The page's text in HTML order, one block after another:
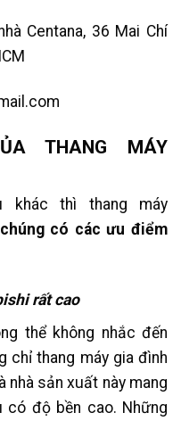
Centana, 36 Mai Chí
THANG MÁY
khác thì thang máy
có các ưu điểm
rất cao
thể không nhắc đến
chỉ thang máy gia đình
nhà sản xuất này mang
độ bền cao. Những